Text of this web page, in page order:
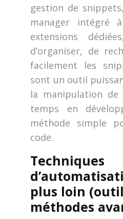
gestion de
manager intégré
extensions
d’organiser, de
facilement les
sont un outil
la manipulation
temps en
méthode simple
code.
Techniques
plus loin
méthodes